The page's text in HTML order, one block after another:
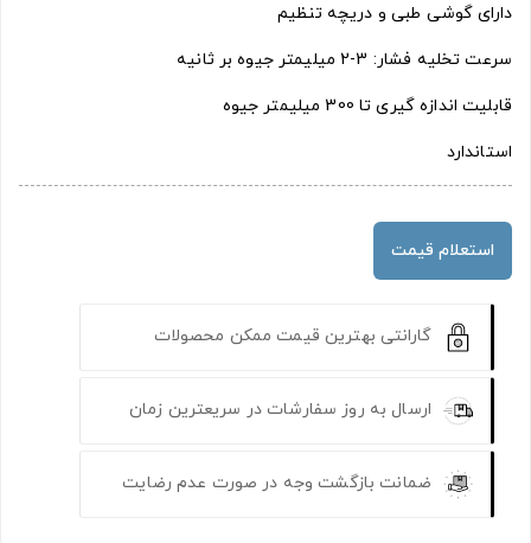
دارای گوشی طبی و دریچه تنظیم
سرعت تخلیه فشار: 3-2 میلیمتر جیوه بر ثانیه
قابلیت اندازه گیری تا 300 میلیمتر جیوه
استاندارد
استعلام قیمت
گارانتی بهترین قیمت ممکن محصولات
ارسال به روز سفارشات در سریعترین زمان
ضمانت بازگشت وجه در صورت عدم رضایت